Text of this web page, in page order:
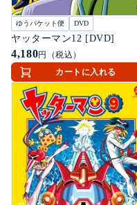
ゆうパケット便 DVD
ヤッターマン12 [DVD]
4,180円（税込）
カートに入れる